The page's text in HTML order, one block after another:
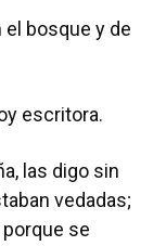
bosque y de
escritora.
las digo sin
vedadas;
se